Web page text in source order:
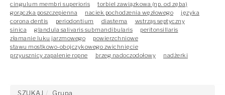
cingulum membri superioris
torbiel zawiązkowa (np. od zęba)
gorączka poszczepienna
naciek pochodzenia węzłowego
języka
corona dentis
periodontium diastema
wstrząs septyczny
sinica
glandula salivaris submandibularis
peritonsillaris
złamanie luku jarzmowego
powierzchniowe
stawu mostkowo-obojczykowego zwichnięcie
przyusznicy zapalenie ropne
brzeg nadoczodołowy nadżerki
SZUKAJ
Grupa